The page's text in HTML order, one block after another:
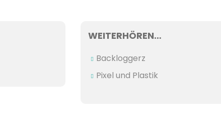
WEITERHÖREN…
Backloggerz
Pixel und Plastik